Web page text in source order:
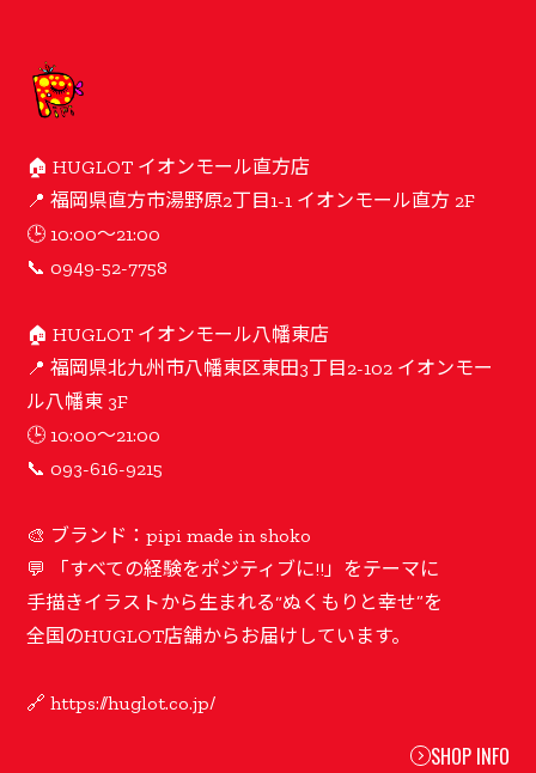
🏠 HUGLOT イオンモール直方店
📍 福岡県直方市湯野原2丁目1-1 イオンモール直方 2F
🕒 10:00〜21:00
📞 0949-52-7758
🏠 HUGLOT イオンモール八幡東店
📍 福岡県北九州市八幡東区東田3丁目2-102 イオンモー
ル八幡東 3F
🕒 10:00〜21:00
📞 093-616-9215
🎨 ブランド：pipi made in shoko
💬 「すべての経験をポジティブに!!」をテーマに
手描きイラストから生まれる“ぬくもりと幸せ”を
全国のHUGLOT店舗からお届けしています。
SHOP INFO